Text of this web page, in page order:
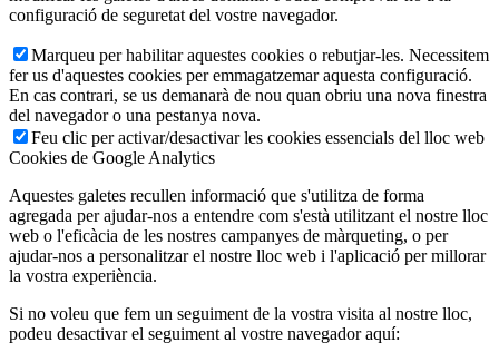
configuració de seguretat del vostre navegador.
Marqueu per habilitar aquestes cookies o rebutjar-les. Necessitem
fer us d'aquestes cookies per emmagatzemar aquesta configuració.
En cas contrari, se us demanarà de nou quan obriu una nova finestra
del navegador o una pestanya nova.
Feu clic per activar/desactivar les cookies essencials del lloc web
Cookies de Google Analytics
Aquestes galetes recullen informació que s'utilitza de forma
agregada per ajudar-nos a entendre com s'està utilitzant el nostre lloc
web o l'eficàcia de les nostres campanyes de màrqueting, o per
ajudar-nos a personalitzar el nostre lloc web i l'aplicació per millorar
la vostra experiència.
Si no voleu que fem un seguiment de la vostra visita al nostre lloc,
podeu desactivar el seguiment al vostre navegador aquí: